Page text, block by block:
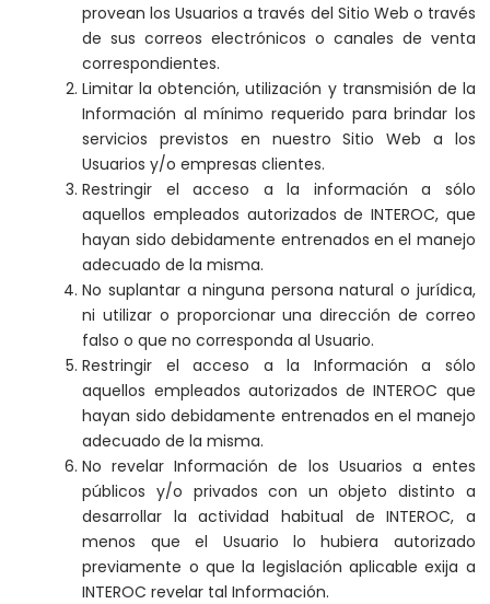
provean los Usuarios a través del Sitio Web o través
de sus correos electrónicos o canales de venta
correspondientes.
Limitar la obtención, utilización y transmisión de la
Información al mínimo requerido para brindar los
servicios previstos en nuestro Sitio Web a los
Usuarios y/o empresas clientes.
Restringir el acceso a la información a sólo
aquellos empleados autorizados de INTEROC, que
hayan sido debidamente entrenados en el manejo
adecuado de la misma.
No suplantar a ninguna persona natural o jurídica,
ni utilizar o proporcionar una dirección de correo
falso o que no corresponda al Usuario.
Restringir el acceso a la Información a sólo
aquellos empleados autorizados de INTEROC que
hayan sido debidamente entrenados en el manejo
adecuado de la misma.
No revelar Información de los Usuarios a entes
públicos y/o privados con un objeto distinto a
desarrollar la actividad habitual de INTEROC, a
menos que el Usuario lo hubiera autorizado
previamente o que la legislación aplicable exija a
INTEROC revelar tal Información.